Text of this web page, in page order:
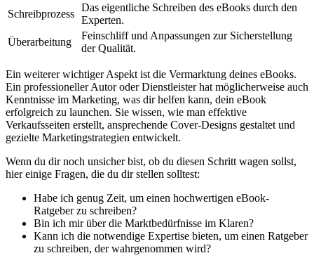
Schreibprozess
Das eigentliche Schreiben des eBooks⁢ durch den
Experten.
Überarbeitung
Feinschliff und Anpassungen zur Sicherstellung‌
der Qualität.
Ein⁣ weiterer wichtiger Aspekt ⁤ist ⁤die Vermarktung deines eBooks.
Ein professioneller ​Autor oder Dienstleister hat möglicherweise auch
Kenntnisse im ⁤Marketing, was dir ⁤helfen kann, dein eBook
erfolgreich zu launchen. Sie wissen,‍ wie man effektive
Verkaufsseiten ‌erstellt, ansprechende Cover-Designs gestaltet und⁣
gezielte⁣ Marketingstrategien⁣ entwickelt.
Wenn du dir noch unsicher bist, ob ‌du diesen Schritt wagen​ sollst,
hier⁢ einige Fragen, die du dir stellen solltest:
Habe⁤ ich ‍genug ​Zeit, um einen hochwertigen ⁣eBook-
Ratgeber zu​ schreiben?
Bin ⁢ich mir über die Marktbedürfnisse im ⁤Klaren?
Kann ich die ⁤notwendige Expertise​ bieten, um einen Ratgeber
zu schreiben,‍ der wahrgenommen ​wird?